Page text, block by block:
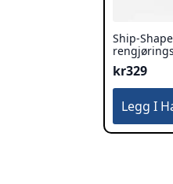
Ship-
kr329
Legg I